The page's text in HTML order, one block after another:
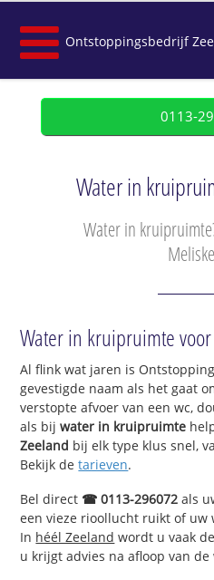
Ontstoppingsbedrijf
0113-
Water in
Water in
Water in kruipruimte
Al flink wat jaren is
gevestigde naam als het gaat
verstopte afvoer van een wc,
als bijwater in kruipruimte
Zeeland bij elk type klus snel,
Bekijk detarieven.
Bel direct ☎ 0113-296072 als
een vieze rioollucht ruikt of uw
In héél Zeeland wordt u vaak
u krijgt advies na afloop van